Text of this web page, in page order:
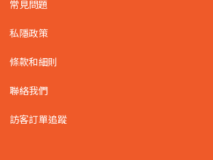
常見問題
私隱政策
條款和細則
聯絡我們
訪客訂單追蹤